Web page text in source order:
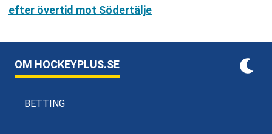
efter övertid mot Södertälje
OM HOCKEYPLUS.SE
BETTING